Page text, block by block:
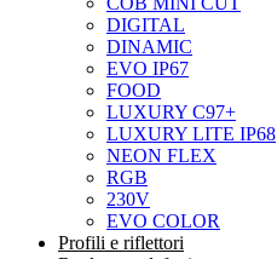
DIGITAL
DINAMIC
EVO IP67
FOOD
LUXURY C97+
LUXURY LITE IP68
NEON FLEX
RGB
230V
EVO COLOR
Profili e riflettori